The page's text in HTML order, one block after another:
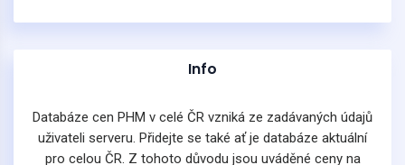
Info
Databáze cen PHM v celé ČR vzniká ze zadávaných údajů
uživateli serveru. Přidejte se také ať je databáze aktuální
pro celou ČR. Z tohoto důvodu jsou uváděné ceny na